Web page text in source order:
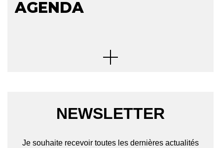
AGENDA
NEWSLETTER
Je souhaite recevoir toutes les dernières actualités